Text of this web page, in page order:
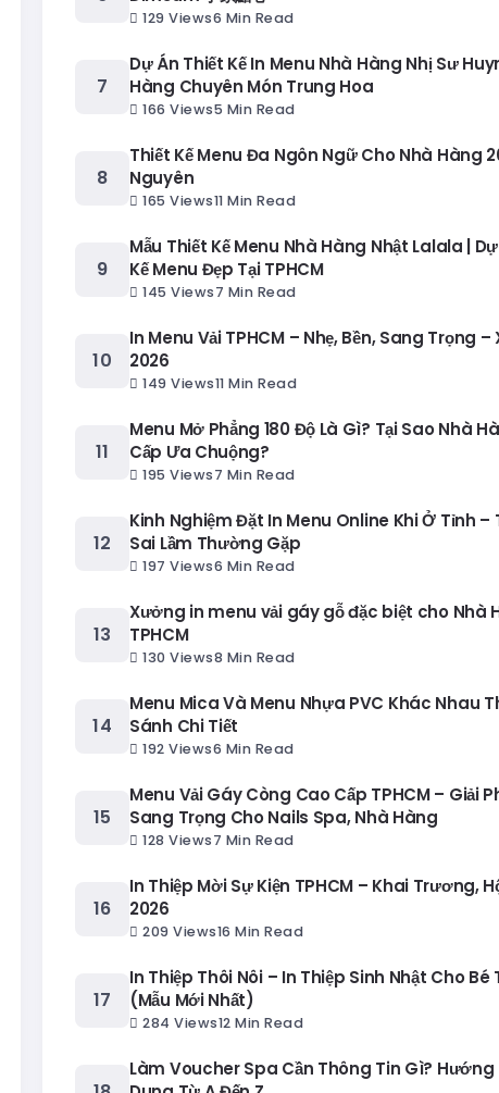
129 Views6 Min Read
Dự Án Thiết Kế In Menu Nhà Hàng Nhị Sư
Hàng Chuyên Món Trung Hoa
166 Views5 Min Read
Thiết Kế Menu Đa Ngôn Ngữ Cho Nhà Hàng
Nguyên
165 Views11 Min Read
Mẫu Thiết Kế Menu Nhà Hàng Nhật Lalala |
Kế Menu Đẹp Tại TPHCM
145 Views7 Min Read
In Menu Vải TPHCM – Nhẹ, Bền, Sang Trọng
2026
149 Views11 Min Read
Menu Mở Phẳng 180 Độ Là Gì? Tại Sao Nhà
Cấp Ưa Chuộng?
195 Views7 Min Read
Kinh Nghiệm Đặt In Menu Online Khi Ở Tỉnh –
Sai Lầm Thường Gặp
197 Views6 Min Read
Xưởng in menu vải gáy gỗ đặc biệt cho Nhà
TPHCM
130 Views8 Min Read
Menu Mica Và Menu Nhựa PVC Khác Nhau
Sánh Chi Tiết
192 Views6 Min Read
Menu Vải Gáy Còng Cao Cấp TPHCM – Giải
Sang Trọng Cho Nails Spa, Nhà Hàng
128 Views7 Min Read
In Thiệp Mời Sự Kiện TPHCM – Khai Trương,
2026
209 Views16 Min Read
In Thiệp Thôi Nôi – In Thiệp Sinh Nhật Cho Bé
(Mẫu Mới Nhất)
284 Views12 Min Read
Làm Voucher Spa Cần Thông Tin Gì? Hướng